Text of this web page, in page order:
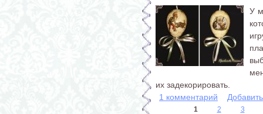
У
их задекорировать.
1 комментарий
1 2
3